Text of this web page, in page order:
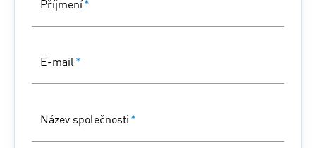
Příjmení*
E-mail *
Název společnosti*